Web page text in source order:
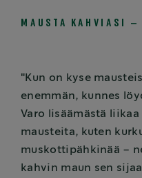
MAUSTA KAHVIASI –
"Kun on kyse
enemmän, kunnes
Varo lisäämästä
mausteita, kuten
muskottipähkinää –
kahvin maun sen